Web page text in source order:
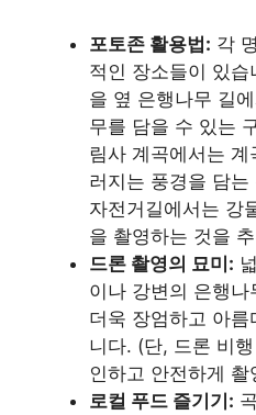
포토존 활용법: 각
적인 장소들이 있
을 옆 은행나무 길
무를 담을 수 있는
림사 계곡에서는
러지는 풍경을 담
자전거길에서는 강
을 촬영하는 것을
드론 촬영의 묘미:
이나 강변의 은행
더욱 장엄하고 아
니다. (단, 드론 비
인하고 안전하게
로컬 푸드 즐기기: